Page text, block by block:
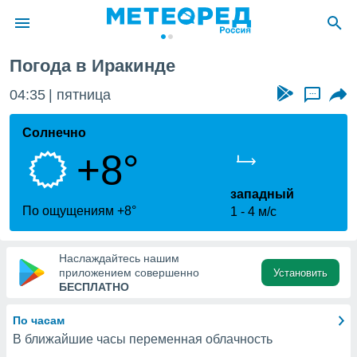
о
Вы можете
к этому
доступ
Погода в Иракинде
04:35 пятница ...
Солнечно
+8°
По ощущениям +8°
западный
1
4 м/с
Наслаждайтесь нашим
приложением совершенно
БЕСПЛАТНО
Установить
По часам
В ближайшие часы переменная облачность